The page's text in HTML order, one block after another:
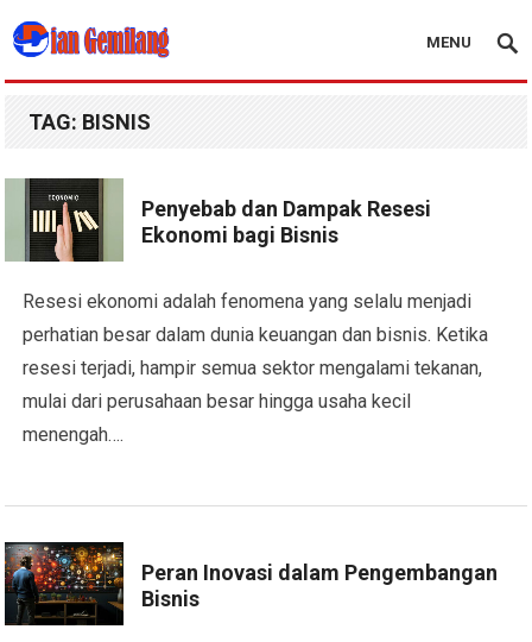
Blog Dian Gemilang
MENU
TAG: BISNIS
Penyebab dan Dampak Resesi
Ekonomi bagi Bisnis
Resesi ekonomi adalah fenomena yang selalu menjadi
perhatian besar dalam dunia keuangan dan bisnis. Ketika
resesi terjadi, hampir semua sektor mengalami tekanan,
mulai dari perusahaan besar hingga usaha kecil
menengah….
Peran Inovasi dalam Pengembangan
Bisnis